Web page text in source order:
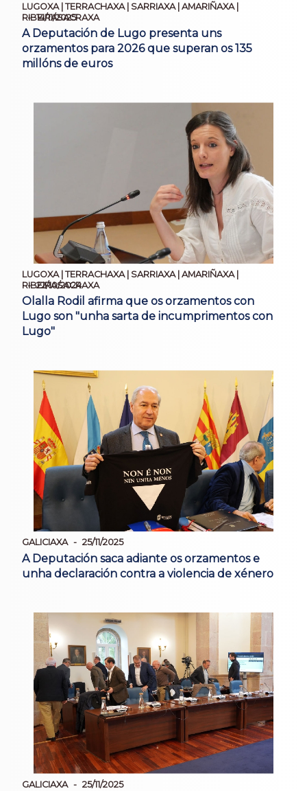
LUGOXA | TERRACHAXA | SARRIAXA | AMARIÑAXA |
RIBEIRASACRAXA
14/11/2025
A Deputación de Lugo presenta uns
orzamentos para 2026 que superan os 135
millóns de euros
LUGOXA | TERRACHAXA | SARRIAXA | AMARIÑAXA |
RIBEIRASACRAXA
22/10/2024
Olalla Rodil afirma que os orzamentos con
Lugo son "unha sarta de incumprimentos con
Lugo"
GALICIAXA 25/11/2025
A Deputación saca adiante os orzamentos e
unha declaración contra a violencia de xénero
GALICIAXA 25/11/2025